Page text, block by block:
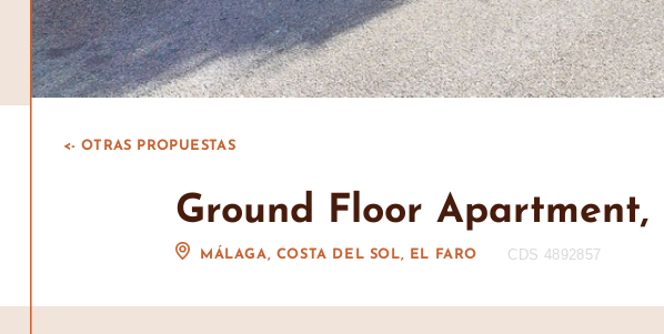
<- OTRAS PROPUESTAS
Ground Floor Apartment,
MÁLAGA, COSTA DEL SOL, EL FARO CDS 4892857